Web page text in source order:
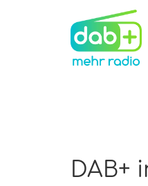
DAB+